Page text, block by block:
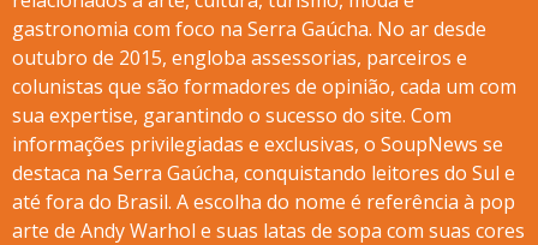
gastronomia com foco na Serra Gaúcha. No ar desde
outubro de 2015, engloba assessorias, parceiros e
colunistas que são formadores de opinião, cada um com
sua expertise, garantindo o sucesso do site. Com
informações privilegiadas e exclusivas, o SoupNews se
destaca na Serra Gaúcha, conquistando leitores do Sul e
até fora do Brasil. A escolha do nome é referência à pop
arte de Andy Warhol e suas latas de sopa com suas cores